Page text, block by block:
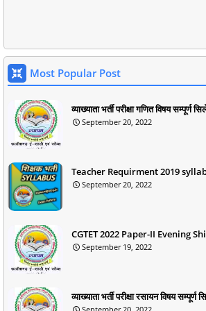
Most Popular Post
व्याख्याता भर्ती परीक्षा गणित विषय सम्पूर्ण
September 20, 2022
Teacher Requirment 2019
September 20, 2022
CGTET 2022 Paper-II Evening
September 19, 2022
व्याख्याता भर्ती परीक्षा रसायन विषय सम्पूर्ण